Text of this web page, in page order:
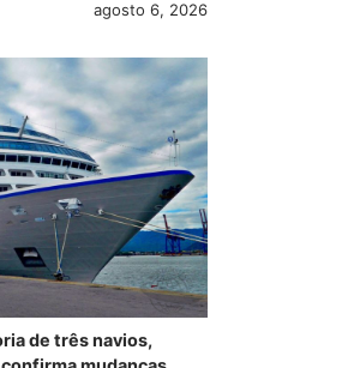
agosto 6, 2026
de três navios,